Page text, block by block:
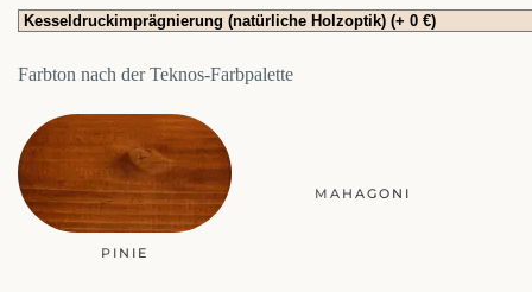
Farbton nach der Teknos-Farbpalette
PINIE